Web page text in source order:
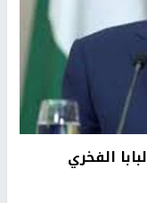
الفخري